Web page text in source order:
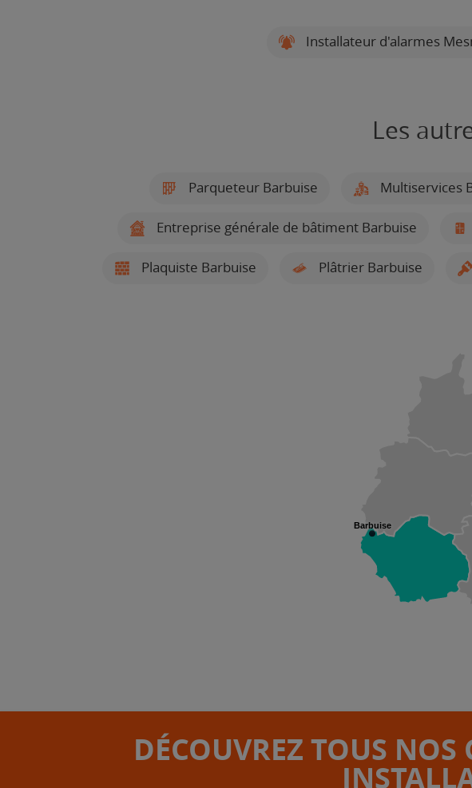
Installateur d'alarmes
Les
Parqueteur Barbuise Multiservices
Entreprise générale de bâtiment Barbuise
Plaquiste Barbuise Plâtrier Barbuise
Barbuise
DÉCOUVREZ TOUS